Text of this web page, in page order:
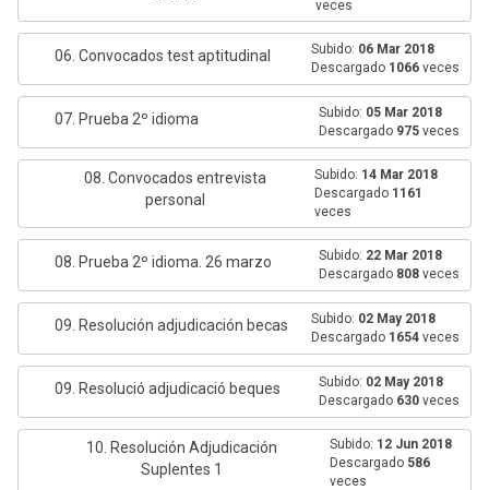
veces
06. Convocados test aptitudinal Subido: 06 Mar 2018
Descargado 1066 veces
07. Prueba 2º idioma Subido: 05 Mar 2018
Descargado 975 veces
08. Convocados entrevista
personal
Subido: 14 Mar 2018
Descargado 1161
veces
08. Prueba 2º idioma. 26 marzo Subido: 22 Mar 2018
Descargado 808 veces
09. Resolución adjudicación becas Subido: 02 May 2018
Descargado 1654 veces
09. Resolució adjudicació beques Subido: 02 May 2018
Descargado 630 veces
10. Resolución Adjudicación
Suplentes 1
Subido: 12 Jun 2018
Descargado 586
veces